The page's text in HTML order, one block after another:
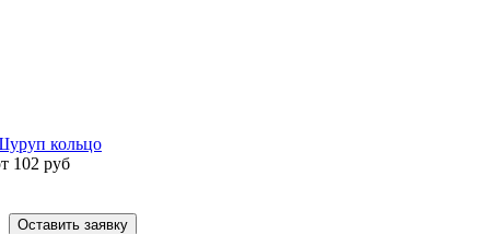
кольцо
102 руб
Оставить заявку